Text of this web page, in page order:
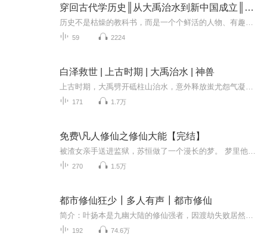
穿回古代学历史║从大禹治水到新中国成立║孩子听得懂
59 2224
白泽救世 | 上古时期 | 大禹治水 | 神兽
171 1.7万
免费\凡人修仙之修仙大能【完结】
270 1.5万
都市修仙狂少┃多人有声┃都市修仙
192 74.6万